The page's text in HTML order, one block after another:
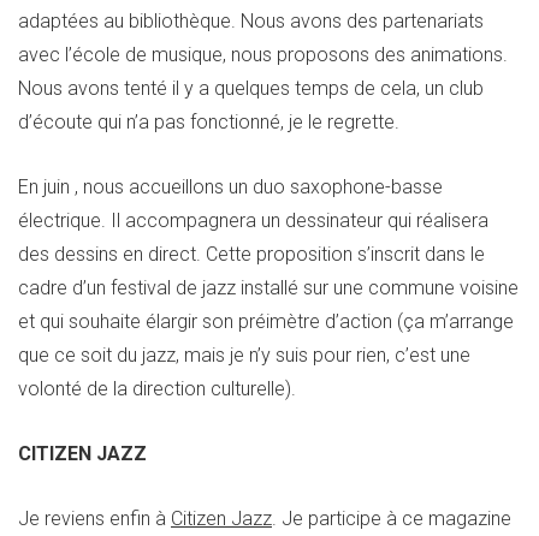
adaptées au bibliothèque. Nous avons des partenariats
avec l’école de musique, nous proposons des animations.
Nous avons tenté il y a quelques temps de cela, un club
d’écoute qui n’a pas fonctionné, je le regrette.
En juin , nous accueillons un duo saxophone-basse
électrique. Il accompagnera un dessinateur qui réalisera
des dessins en direct. Cette proposition s’inscrit dans le
cadre d’un festival de jazz installé sur une commune voisine
et qui souhaite élargir son préimètre d’action (ça m’arrange
que ce soit du jazz, mais je n’y suis pour rien, c’est une
volonté de la direction culturelle).
CITIZEN JAZZ
Je reviens enfin à Citizen Jazz . Je participe à ce magazine